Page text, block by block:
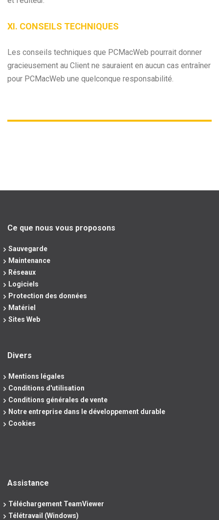
XI. CONSEILS TECHNIQUES
Les conseils techniques que PCMacWeb pourrait donner
gracieusement au Client ne sauraient en aucun cas entraîner
pour PCMacWeb une quelconque responsabilité.
Ce que nous vous proposons
Sauvegarde
Maintenance
Réseaux
Logiciels
Protection des données
Matériel
Sites Web
Divers
Mentions légales
Conditions d'utilisation
Conditions générales de vente
Notre entreprise dans le développement durable
Cookies
Assistance
Téléchargement TeamViewer
Télétravail (Windows)